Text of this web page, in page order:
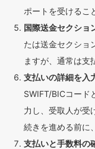
ポートを受けるこ
国際送金セクショ
たは送金セクショ
ますが、通常は支
支払いの詳細を入
SWIFT/BICコード
力し、受取人が受
続きを進める前に
支払いと手数料の